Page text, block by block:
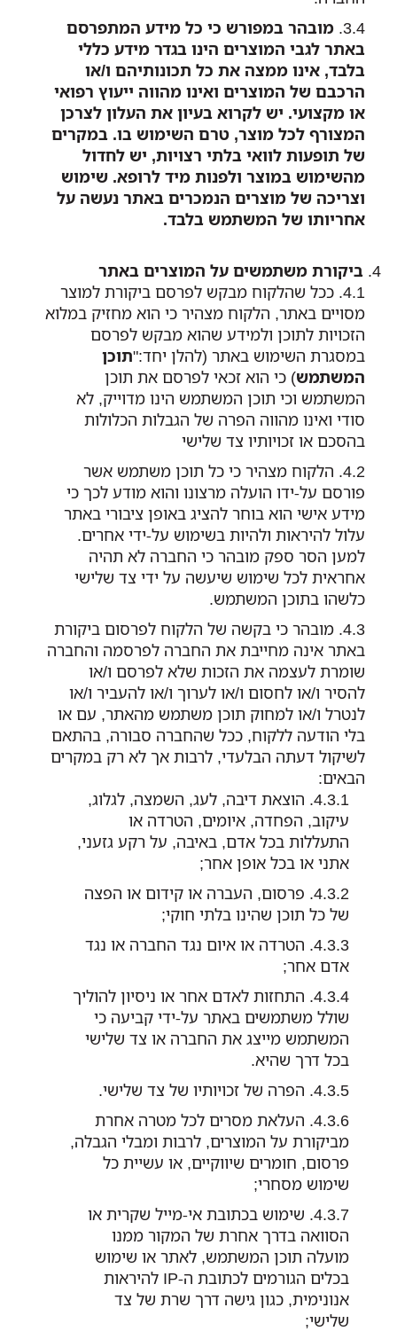
מובהר במפורש כי כל מידע המתפרסם
באתר לגבי המוצרים הינו בגדר מידע כללי
בלבד, אינו ממצה את כל תכונותיהם ו/או
הרכבם של המוצרים ואינו מהווה ייעוץ רפואי
או מקצועי. יש לקרוא בעיון את העלון לצרכן
המצורף לכל מוצר, טרם השימוש בו. במקרים
של תופעות לוואי בלתי רצויות, יש לחדול
מהשימוש במוצר ולפנות מיד לרופא. שימוש
וצריכה של מוצרים הנמכרים באתר נעשה על
אחריותו של המשתמש בלבד.
ביקורת משתמשים על המוצרים באתר
ככל שהלקוח מבקש לפרסם ביקורת למוצר
מסויים באתר, הלקוח מצהיר כי הוא מחזיק במלוא
הזכויות לתוכן ולמידע שהוא מבקש לפרסם
במסגרת השימוש באתר (להלן יחד:"תוכן
המשתמש) כי הוא זכאי לפרסם את תוכן
המשתמש וכי תוכן המשתמש הינו מדוייק, לא
סודי ואינו מהווה הפרה של הגבלות הכלולות
בהסכם או זכויותיו צד שלישי
הלקוח מצהיר כי כל תוכן משתמש אשר
פורסם על-ידו הועלה מרצונו והוא מודע לכך כי
מידע אישי הוא בוחר להציג באופן ציבורי באתר
עלול להיראות ולהיות בשימוש על-ידי אחרים.
למען הסר ספק מובהר כי החברה לא תהיה
אחראית לכל שימוש שיעשה על ידי צד שלישי
כלשהו בתוכן המשתמש.
מובהר כי בקשה של הלקוח לפרסום ביקורת
באתר אינה מחייבת את החברה לפרסמה והחברה
שומרת לעצמה את הזכות שלא לפרסם ו/או
להסיר ו/או לחסום ו/או לערוך ו/או להעביר ו/או
לנטרל ו/או למחוק תוכן משתמש מהאתר, עם או
בלי הודעה ללקוח, ככל שהחברה סבורה, בהתאם
לשיקול דעתה הבלעדי, לרבות אך לא רק במקרים
הבאים:
הוצאת דיבה, לעג, השמצה, לגלוג,
עיקוב, הפחדה, איומים, הטרדה או
התעללות בכל אדם, באיבה, על רקע גזעני,
אתני או בכל אופן אחר;
פרסום, העברה או קידום או הפצה
של כל תוכן שהינו בלתי חוקי;
הטרדה או איום נגד החברה או נגד
אדם אחר;
התחזות לאדם אחר או ניסיון להוליך
שולל משתמשים באתר על-ידי קביעה כי
המשתמש מייצג את החברה או צד שלישי
בכל דרך שהיא.
הפרה של זכויותיו של צד שלישי.
העלאת מסרים לכל מטרה אחרת
מביקורת על המוצרים, לרבות ומבלי הגבלה,
פרסום, חומרים שיווקיים, או עשיית כל
שימוש מסחרי;
שימוש בכתובת אי-מייל שקרית או
הסוואה בדרך אחרת של המקור ממנו
מועלה תוכן המשתמש, לאתר או שימוש
בכלים הגורמים לכתובת ה-IP להיראות
אנונימית, כגון גישה דרך שרת של צד
שלישי;